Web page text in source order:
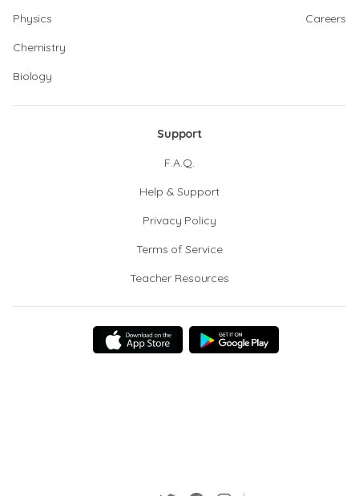
Physics
Chemistry
Biology
Careers
Support
F.A.Q.
Help & Support
Privacy Policy
Terms of Service
Teacher Resources